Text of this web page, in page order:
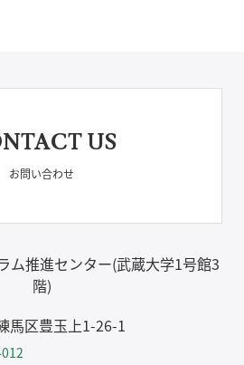
US
お問い合わせ
ム推進センター(武蔵大学1号館3
階)
区豊玉上1-26-1